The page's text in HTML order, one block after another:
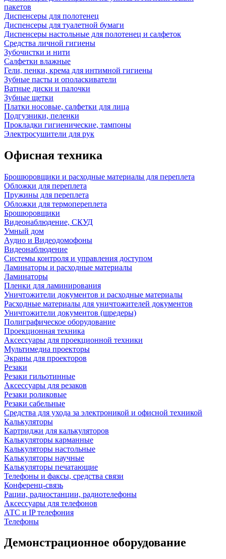
пакетов
Диспенсеры для полотенец
Диспенсеры для туалетной бумаги
Диспенсеры настольные для полотенец и салфеток
Средства личной гигиены
Зубочистки и нити
Салфетки влажные
Гели, пенки, крема для интимной гигиены
Зубные пасты и ополаскиватели
Ватные диски и палочки
Зубные щетки
Платки носовые, салфетки для лица
Подгузники, пеленки
Прокладки гигиенические, тампоны
Электросушители для рук
Офисная техника
Брошюровщики и расходные материалы для переплета
Обложки для переплета
Пружины для переплета
Обложки для термопереплета
Брошюровщики
Видеонаблюдение, СКУД
Умный дом
Аудио и Видеодомофоны
Видеонаблюдение
Системы контроля и управления доступом
Ламинаторы и расходные материалы
Ламинаторы
Пленки для ламинирования
Уничтожители документов и расходные материалы
Расходные материалы для уничтожителей документов
Уничтожители документов (шредеры)
Полиграфическое оборудование
Проекционная техника
Аксессуары для проекционной техники
Мультимедиа проекторы
Экраны для проекторов
Резаки
Резаки гильотинные
Аксессуары для резаков
Резаки роликовые
Резаки сабельные
Средства для ухода за электроникой и офисной техникой
Калькуляторы
Картриджи для калькуляторов
Калькуляторы карманные
Калькуляторы настольные
Калькуляторы научные
Калькуляторы печатающие
Телефоны и факсы, средства связи
Конференц-связь
Рации, радиостанции, радиотелефоны
Аксессуары для телефонов
АТС и IP телефония
Телефоны
Демонстрационное оборудование